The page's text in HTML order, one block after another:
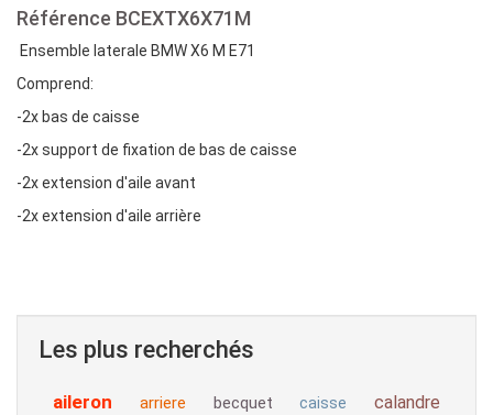
Référence BCEXTX6X71M
Ensemble laterale BMW X6 M E71
Comprend:
-2x bas de caisse
-2x support de fixation de bas de caisse
-2x extension d'aile avant
-2x extension d'aile arrière
Les plus recherchés
aileron arriere becquet caisse calandre